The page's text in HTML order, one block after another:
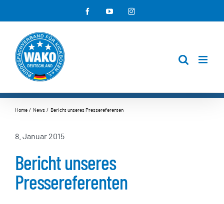
Inhalt
springen
FacebookYouTubeInstagram
Home News Bericht unseres Pressereferenten
8. Januar 2015
Bericht unseres
Pressereferenten